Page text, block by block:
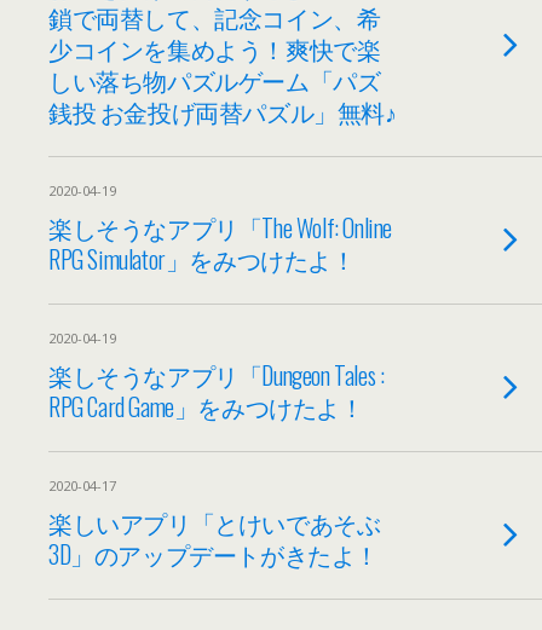
鎖で両替して、記念コイン、希
少コインを集めよう！爽快で楽
しい落ち物パズルゲーム「パズ
銭投 お金投げ両替パズル」無料♪
2020-04-19
楽しそうなアプリ「The Wolf: Online
RPG Simulator」をみつけたよ！
2020-04-19
楽しそうなアプリ「Dungeon Tales :
RPG Card Game」をみつけたよ！
2020-04-17
楽しいアプリ「とけいであそぶ
3D」のアップデートがきたよ！